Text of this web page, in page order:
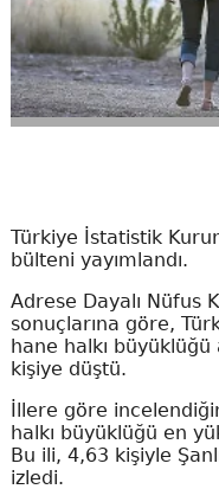
Türkiye İstatistik
bülteni yayımlandı.
Adrese Dayalı Nüfus
sonuçlarına göre,
hane halkı
kişiye düştü.
İllere göre
halkı büyüklüğü en
Bu ili, 4,63 kişiyle
izledi.